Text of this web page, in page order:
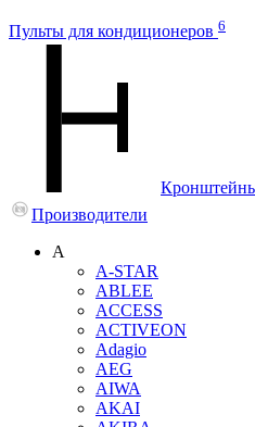
Пульты для кондиционеров 6
Кронштейны
Производители
A
A-STAR
ABLEE
ACCESS
ACTIVEON
Adagio
AEG
AIWA
AKAI